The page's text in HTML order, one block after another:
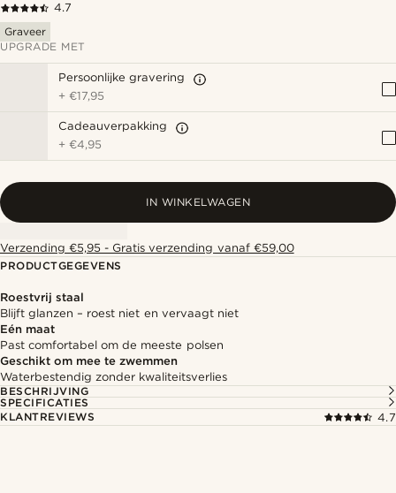
4.7
Graveer
UPGRADE MET
Persoonlijke gravering
+€17,95
Cadeauverpakking
+€4,95
IN WINKELWAGEN
Verzending €5,95 - Gratis verzending vanaf €59,00
PRODUCTGEGEVENS
Roestvrij staal
Blijft glanzen – roest niet en vervaagt niet
Eén maat
Past comfortabel om de meeste polsen
Geschikt om mee te zwemmen
Waterbestendig zonder kwaliteitsverlies
BESCHRIJVING
SPECIFICATIES
KLANTREVIEWS
4.7